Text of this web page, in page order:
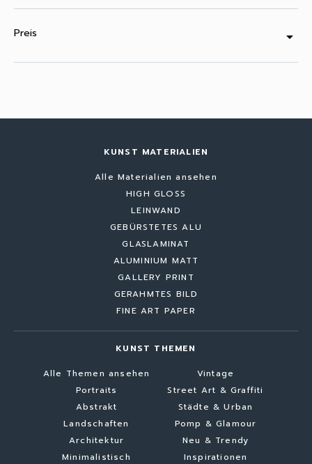
Preis arrow_drop_down
KUNST MATERIALIEN
Alle Materialien ansehen
HIGH GLOSS
LEINWAND
GEBÜRSTETES ALU
GLASLAMINAT
ALUMINIUM MATT
GALLERY PRINT
GERAHMTES BILD
FINE ART PAPER
KUNST THEMEN
Alle Themen ansehen
Portraits
Abstrakt
Landschaften
Architektur
Minimalistisch
Vintage
Street Art & Graffiti
Städte & Urban
Pomp & Glamour
Neu & Trendy
Inspirationen